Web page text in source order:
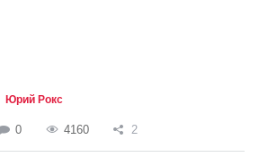
Юрий Рокс
0 4160 2